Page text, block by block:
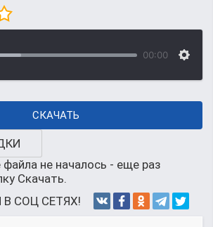
00:00
СКАЧАТЬ
файла не началось - еще раз
Скачать.
СОЦ СЕТЯХ!